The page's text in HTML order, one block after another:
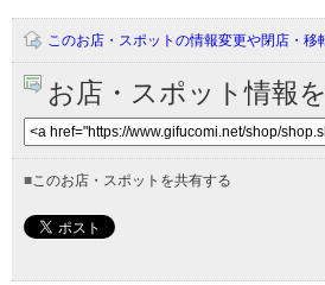
このお店・スポットの情報変更や閉店・移
お店・スポット情報
■このお店・スポットを共有する